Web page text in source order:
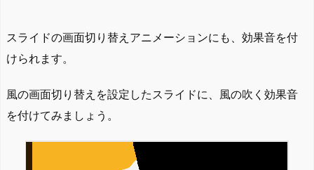
スライドの画面切り替えアニメーションにも、効果音を付
けられます。
風の画面切り替えを設定したスライドに、風の吹く効果音
を付けてみましょう。